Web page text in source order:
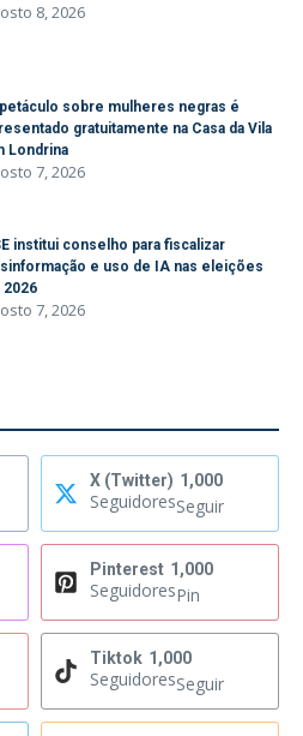
8, 2026
sobre mulheres negras é
gratuitamente na Casa da Vila
Londrina
7, 2026
institui conselho para fiscalizar
e uso de IA nas eleições
2026
7, 2026
X (Twitter) 1,000
SeguidoresSeguir
Pinterest 1,000
SeguidoresPin
Tiktok 1,000
SeguidoresSeguir